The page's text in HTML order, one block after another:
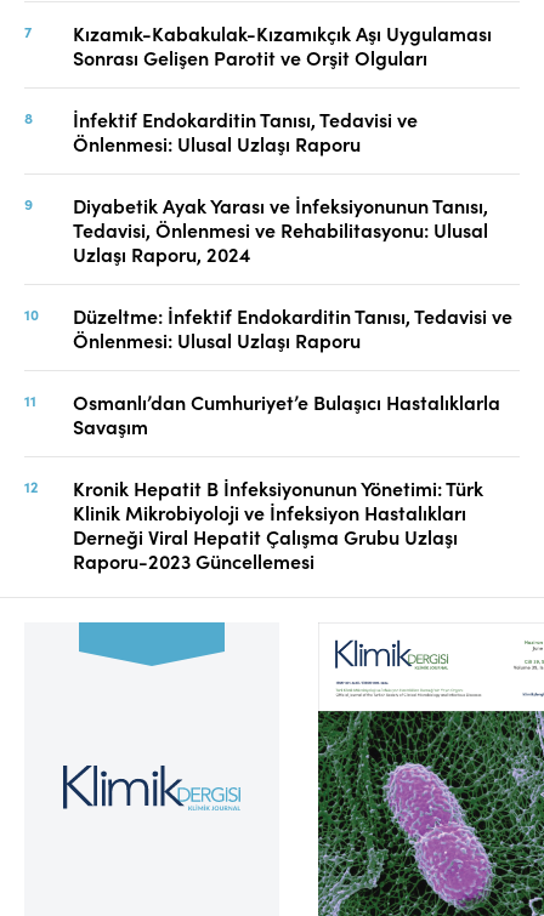
Kızamık-Kabakulak-Kızamıkçık Aşı Uygulaması
Sonrası Gelişen Parotit ve Orşit Olguları
İnfektif Endokarditin Tanısı, Tedavisi ve
Önlenmesi: Ulusal Uzlaşı Raporu
Diyabetik Ayak Yarası ve İnfeksiyonunun Tanısı,
Tedavisi, Önlenmesi ve Rehabilitasyonu: Ulusal
Uzlaşı Raporu, 2024
Düzeltme: İnfektif Endokarditin Tanısı, Tedavisi ve
Önlenmesi: Ulusal Uzlaşı Raporu
Osmanlı’dan Cumhuriyet’e Bulaşıcı Hastalıklarla
Savaşım
Kronik Hepatit B İnfeksiyonunun Yönetimi: Türk
Klinik Mikrobiyoloji ve İnfeksiyon Hastalıkları
Derneği Viral Hepatit Çalışma Grubu Uzlaşı
Raporu-2023 Güncellemesi